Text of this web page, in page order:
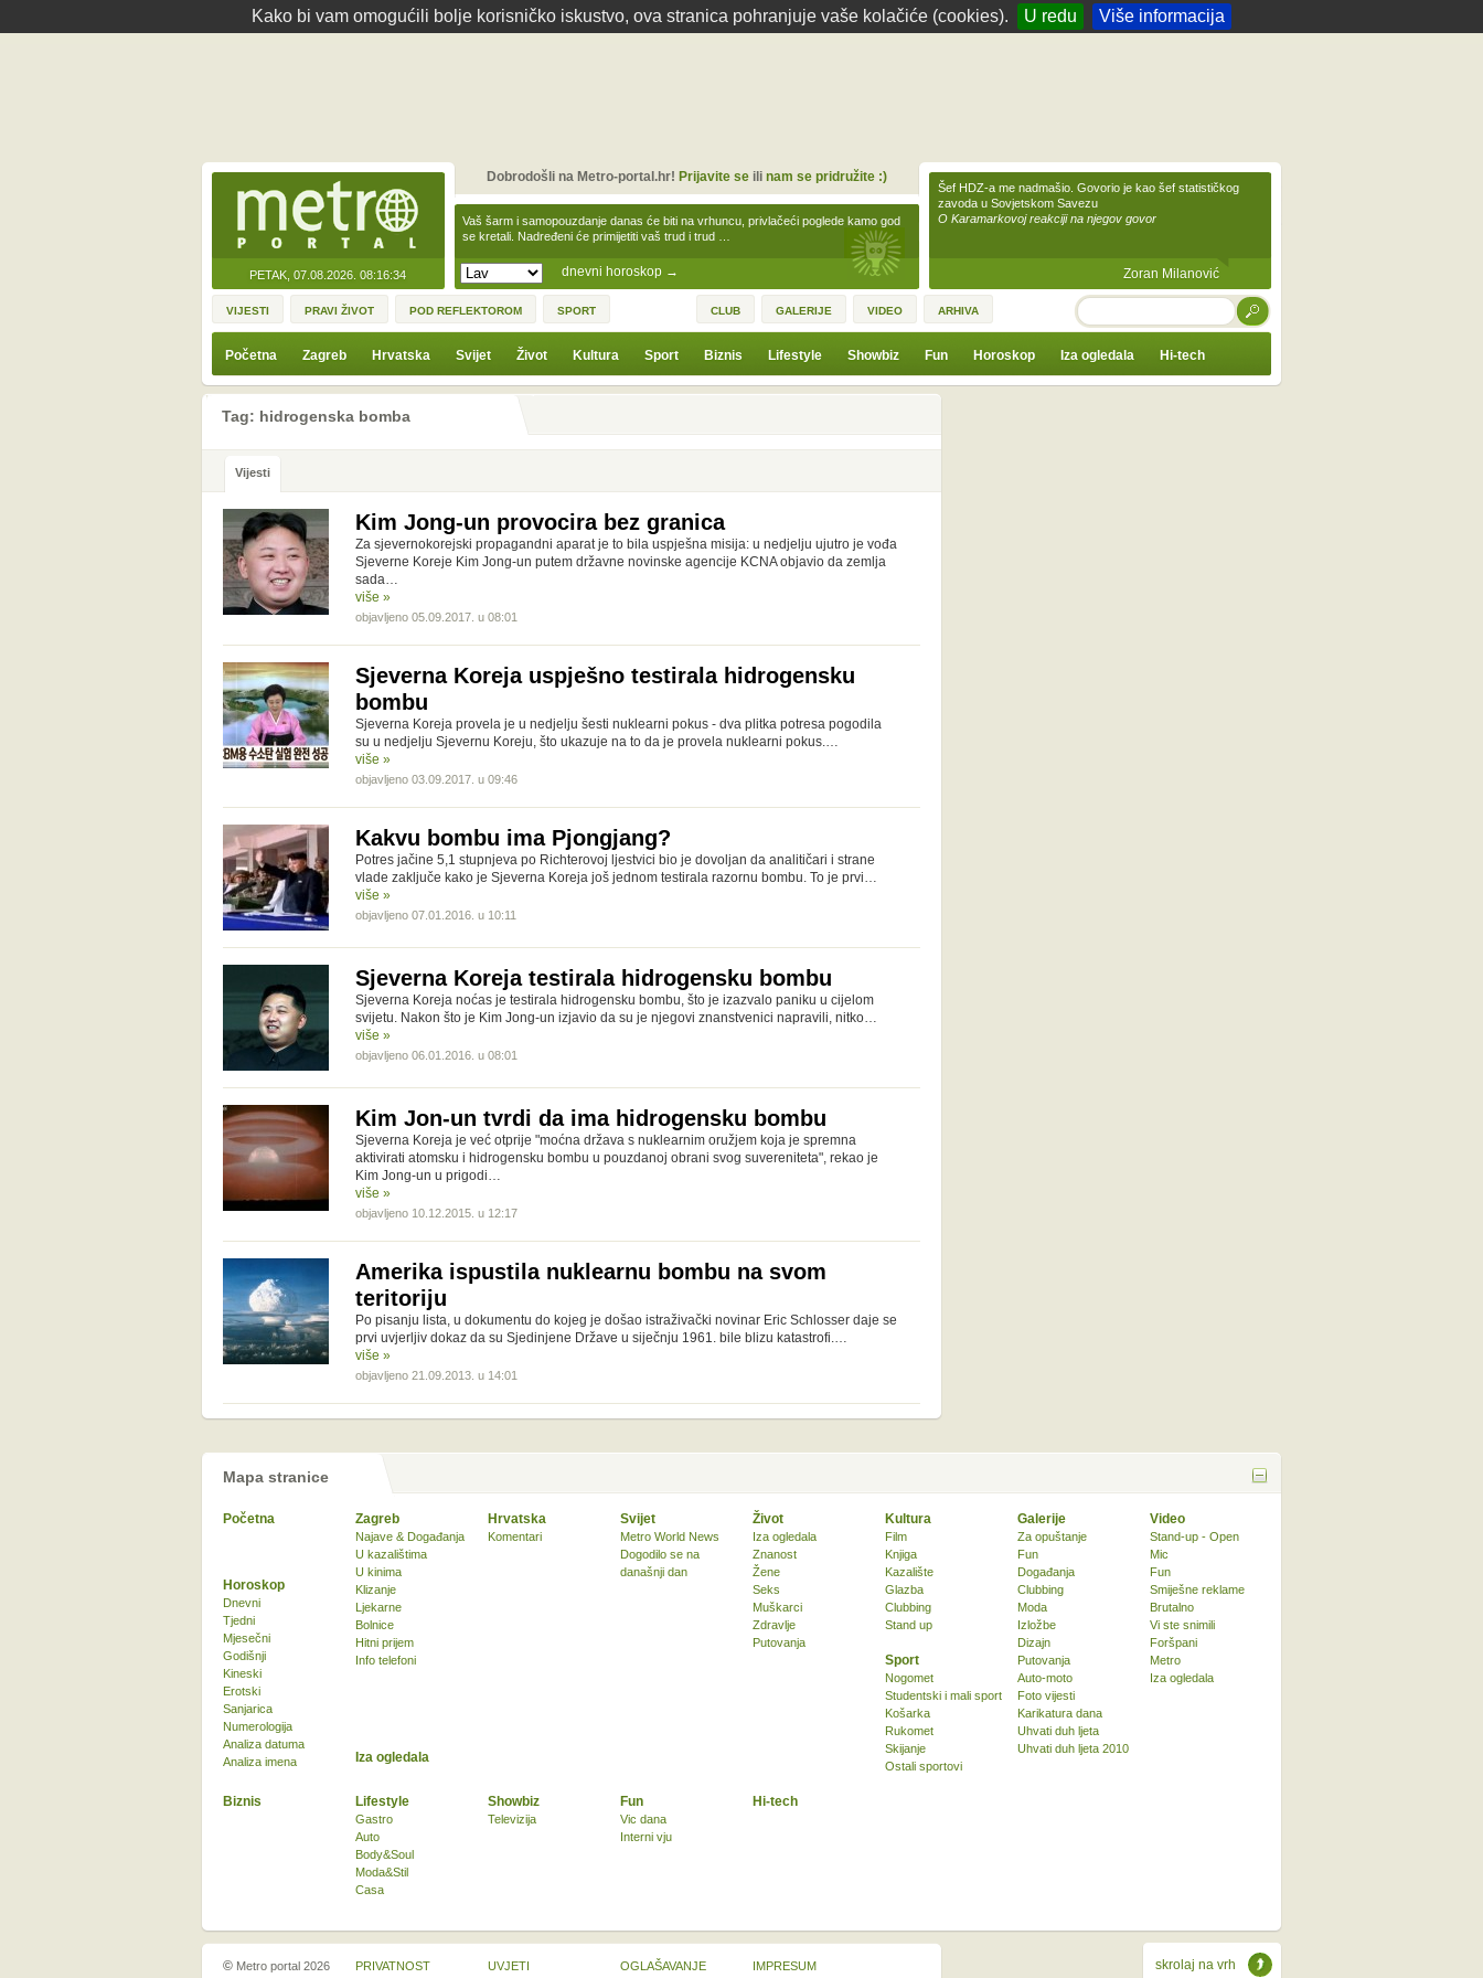
Kako bi vam omogućili bolje korisničko iskustvo, ova stranica pohranjuje vaše kolačiće (cookies). U redu Više informacija
PETAK, 07.08.2026. 08:16:34 dnevni horoskop →
Vaš šarm i samopouzdanje danas će biti na vrhuncu, privlačeći poglede kamo god
se kretali. Nadređeni će primijetiti vaš trud i trud …
Dobrodošli na Metro-portal.hr! Prijavite seili nam se pridružite :)
Šef HDZ-a me nadmašio. Govorio je kao šef statističkog
zavoda u Sovjetskom Savezu
O Karamarkovoj reakciji na njegov govor
Zoran Milanović
VIJESTI PRAVI ŽIVOT POD REFLEKTOROM SPORT CLUB GALERIJE VIDEO ARHIVA TRAŽI
Početna Zagreb Hrvatska Svijet Život Kultura Sport Biznis Lifestyle Showbiz Fun Horoskop Iza ogledala Hi-tech
Tag: hidrogenska bomba
Vijesti
Kim Jong-un provocira bez granica
Za sjevernokorejski propagandni aparat je to bila uspješna misija: u nedjelju ujutro je vođa
Sjeverne Koreje Kim Jong-un putem državne novinske agencije KCNA objavio da zemlja
sada…
više »
objavljeno 05.09.2017. u 08:01
Sjeverna Koreja uspješno testirala hidrogensku
bombu
Sjeverna Koreja provela je u nedjelju šesti nuklearni pokus - dva plitka potresa pogodila
su u nedjelju Sjevernu Koreju, što ukazuje na to da je provela nuklearni pokus.…
više »
objavljeno 03.09.2017. u 09:46
Kakvu bombu ima Pjongjang?
Potres jačine 5,1 stupnjeva po Richterovoj ljestvici bio je dovoljan da analitičari i strane
vlade zaključe kako je Sjeverna Koreja još jednom testirala razornu bombu. To je prvi…
više »
objavljeno 07.01.2016. u 10:11
Sjeverna Koreja testirala hidrogensku bombu
Sjeverna Koreja noćas je testirala hidrogensku bombu, što je izazvalo paniku u cijelom
svijetu. Nakon što je Kim Jong-un izjavio da su je njegovi znanstvenici napravili, nitko…
više »
objavljeno 06.01.2016. u 08:01
Kim Jon-un tvrdi da ima hidrogensku bombu
Sjeverna Koreja je već otprije "moćna država s nuklearnim oružjem koja je spremna
aktivirati atomsku i hidrogensku bombu u pouzdanoj obrani svog suvereniteta", rekao je
Kim Jong-un u prigodi…
više »
objavljeno 10.12.2015. u 12:17
Amerika ispustila nuklearnu bombu na svom
teritoriju
Po pisanju lista, u dokumentu do kojeg je došao istraživački novinar Eric Schlosser daje se
prvi uvjerljiv dokaz da su Sjedinjene Države u siječnju 1961. bile blizu katastrofi.…
više »
objavljeno 21.09.2013. u 14:01
Mapa stranice
Početna Zagreb
Najave & Događanja
U kazalištima
U kinima
Klizanje
Ljekarne
Bolnice
Hitni prijem
Info telefoni
Hrvatska
Komentari
Svijet
Metro World News
Dogodilo se na
današnji dan
Život
Iza ogledala
Znanost
Žene
Seks
Muškarci
Zdravlje
Putovanja
Kultura
Film
Knjiga
Kazalište
Glazba
Clubbing
Stand up
Sport
Nogomet
Studentski i mali sport
Košarka
Rukomet
Skijanje
Ostali sportovi
Biznis Lifestyle
Gastro
Auto
Body&Soul
Moda&Stil
Casa
Showbiz
Televizija
Fun
Vic dana
Interni vju
Horoskop
Dnevni
Tjedni
Mjesečni
Godišnji
Kineski
Erotski
Sanjarica
Numerologija
Analiza datuma
Analiza imena
Iza ogledala
Hi-tech
Galerije
Za opuštanje
Fun
Događanja
Clubbing
Moda
Izložbe
Dizajn
Putovanja
Auto-moto
Foto vijesti
Karikatura dana
Uhvati duh ljeta
Uhvati duh ljeta 2010
Video
Stand-up - Open
Mic
Fun
Smiješne reklame
Brutalno
Vi ste snimili
Foršpani
Metro
Iza ogledala
skrolaj na vrh
© Metro portal 2026 PRIVATNOST UVJETI OGLAŠAVANJE IMPRESUM